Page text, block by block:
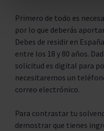
Primero de todo es
por lo que deberás
Debes de residir en
entre los 18 y 80 años.
solicitud es digital para
necesitaremos un
correo electrónico.
Para contrastar tu
demostrar que tienes